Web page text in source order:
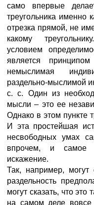
самo впервые
треугольника именно
отрезка прямой, не
какому
условием
является
немыслимая
раздельно-мыслимой
c. c. Один из
мысли – это ее
Однако в этом пункте
И эта простейшая
несвободных умах
впрочем, и самое
искажение.
Так, например, могут
раздельность
могут сказать, что
на самом деле вовсе